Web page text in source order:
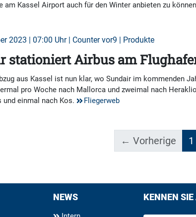
am Kassel Airport auch für den Winter anbieten zu
2023 | 07:00 Uhr | Counter vor9 | Produkte
stationiert Airbus am
aus Kassel ist nun klar, wo Sundair im kommenden
pro Woche nach Mallorca und zweimal nach
und einmal nach Kos.
Fliegerweb
← Vorherige 1
NEWS KENNEN